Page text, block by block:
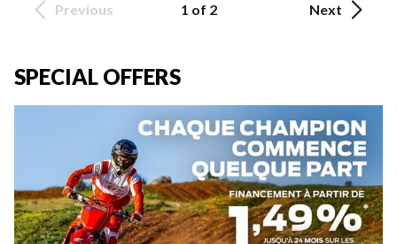
Previous 1 of 2 Next
SPECIAL OFFERS